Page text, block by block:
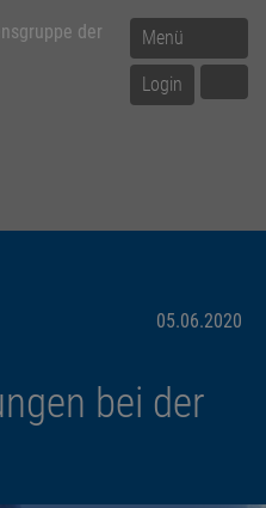
Menü
Login
der
05.06.2020
bei der